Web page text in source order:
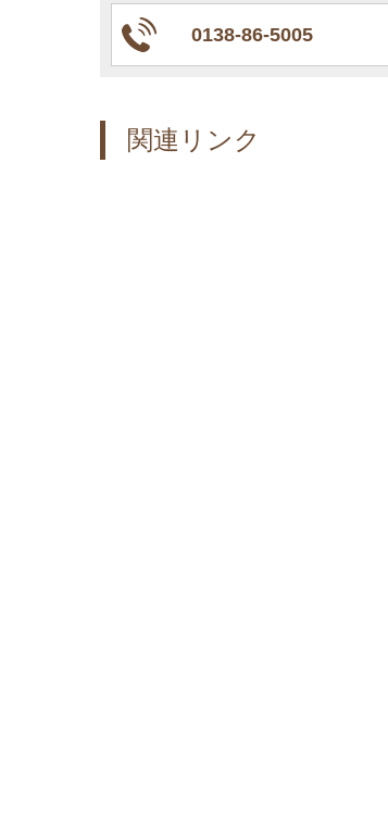
0138-86-5005
関連リンク